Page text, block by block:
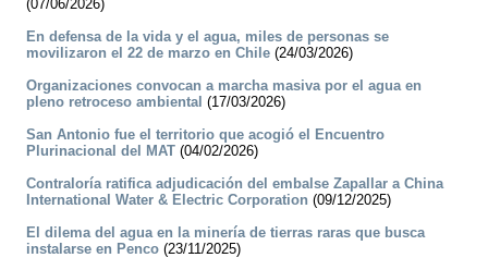
(07/06/2026)
En defensa de la vida y el agua, miles de personas se
movilizaron el 22 de marzo en Chile (24/03/2026)
Organizaciones convocan a marcha masiva por el agua en
pleno retroceso ambiental (17/03/2026)
San Antonio fue el territorio que acogió el Encuentro
Plurinacional del MAT (04/02/2026)
Contraloría ratifica adjudicación del embalse Zapallar a China
International Water & Electric Corporation (09/12/2025)
El dilema del agua en la minería de tierras raras que busca
instalarse en Penco (23/11/2025)